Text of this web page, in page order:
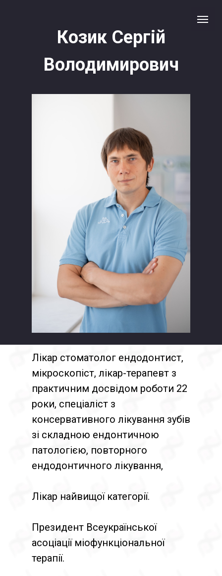
Козик Сергій
Володимирович
Лікар стоматолог ендодонтист,
мікроскопіст, лікар-терапевт з
практичним досвідом роботи 22
роки, спеціаліст з
консервативного лікування зубів
зі складною ендонтичною
патологією, повторного
ендодонтичного лікування,
Лікар найвищої категорії.
Президент Всеукраїнської
асоціації міофункціональної
терапії.